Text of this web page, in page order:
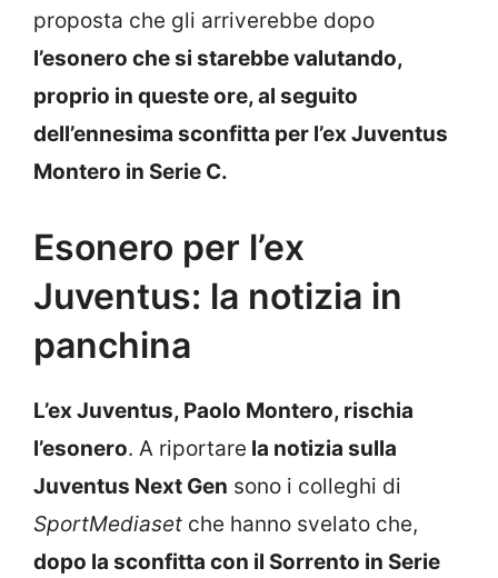
proposta che gli arriverebbe dopo
l’esonero che si starebbe valutando,
proprio in queste ore, al seguito
dell’ennesima sconfitta per l’ex Juventus
Montero in Serie C.
Esonero per l’ex
Juventus: la notizia in
panchina
L’ex Juventus, Paolo Montero, rischia
l’esonero. A riportare la notizia sulla
Juventus Next Gen sono i colleghi di
SportMediaset che hanno svelato che,
dopo la sconfitta con il Sorrento in Serie